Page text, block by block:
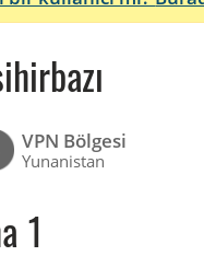
VPN Bölgesi
Yunanistan
1